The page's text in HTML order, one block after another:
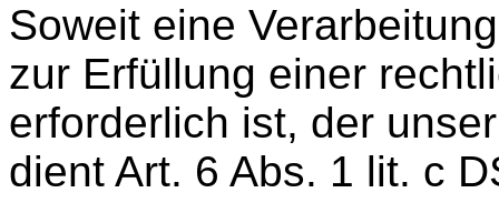
Soweit eine
zur Erfüllung einer
erforderlich ist, der
dient Art. 6 Abs. 1 lit. c